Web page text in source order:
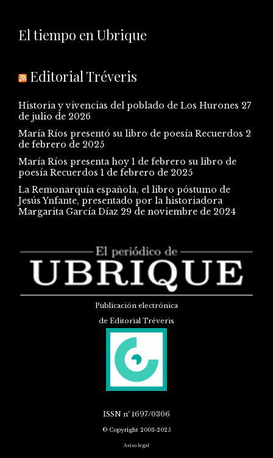
El tiempo en Ubrique
Editorial Tréveris
Historia y vivencias del poblado de Los Hurones 27
de julio de 2026
María Ríos presentó su libro de poesía Recuerdos 2
de febrero de 2025
María Ríos presenta hoy 1 de febrero su libro de
poesía Recuerdos 1 de febrero de 2025
La Remonarquía española, el libro póstumo de
Jesús Ynfante, presentado por la historiadora
Margarita García Díaz 29 de noviembre de 2024
Publicación electrónica
de Editorial Tréveris
ISSN nº 1697/0306
© Copyright 2003-2025
Aviso legal